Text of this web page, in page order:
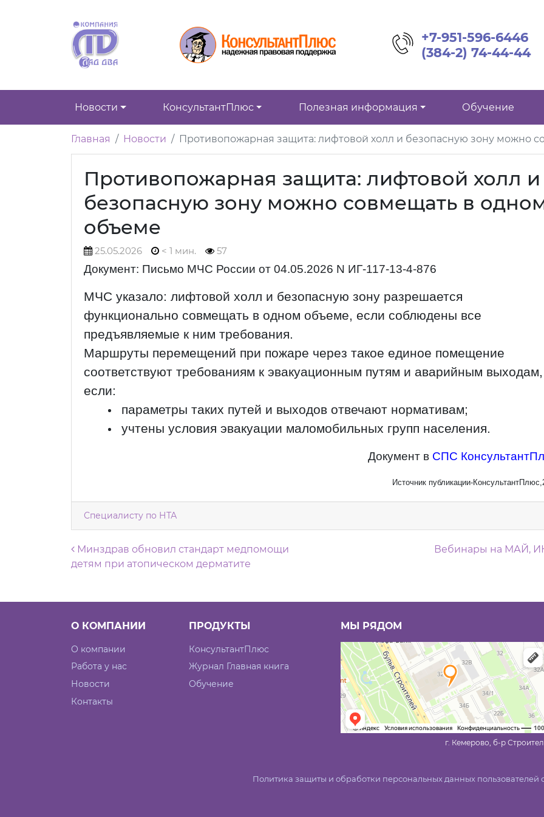
+7-951-596-6446
(384-2) 74-44-44
Новости КонсультантПлюс Полезная информация Обучение
Главная Новости Противопожарная защита: лифтовой холл и безопасную зону можно
Противопожарная защита: лифтовой холл и
безопасную зону можно совмещать в
объеме
25.05.2026 < 1 мин. 57
Документ: Письмо МЧС России от 04.05.2026 N ИГ-117-13-4-876
МЧС указало: лифтовой холл и безопасную зону разрешается
функционально совмещать в одном объеме, если соблюдены все
предъявляемые к ним требования.
Маршруты перемещений при пожаре через такое единое помещение
соответствуют требованиям к эвакуационным путям и аварийным выходам,
если:
параметры таких путей и выходов отвечают нормативам;
учтены условия эвакуации маломобильных групп населения.
Документ в СПС
Источник публикации-
Специалисту по НТА
Навигация по записям
Минздрав обновил стандарт медпомощи
детям при атопическом дерматите
Вебинары на МАЙ,
О КОМПАНИИ
О компании
Работа у нас
Новости
Контакты
ПРОДУКТЫ
КонсультантПлюс
Журнал Главная книга
Обучение
МЫ РЯДОМ
г. Кемерово, б-р
Политика защиты и обработки персональных данных пользователей